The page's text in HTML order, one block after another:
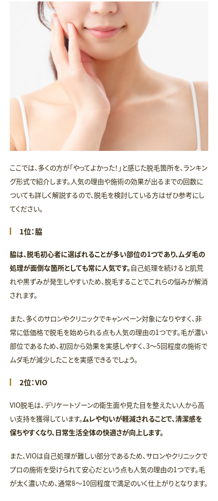
ここでは、多くの方が「やってよかった！」と感じた脱毛箇所を、ランキン
グ形式で紹介します。人気の理由や施術の効果が出るまでの回数に
ついても詳しく解説するので、脱毛を検討している方はぜひ参考にし
てください。
1位：脇
脇は、脱毛初心者に選ばれることが多い部位の1つであり、ムダ毛の
処理が面倒な箇所としても常に人気です。 自己処理を続けると肌荒
れや黒ずみが発生しやすいため、脱毛することでこれらの悩みが解消
されます。
また、多くのサロンやクリニックでキャンペーン対象になりやすく、非
常に低価格で脱毛を始められる点も人気の理由の1つです。毛が濃い
部位であるため、初回から効果を実感しやすく、3〜5回程度の施術で
ムダ毛が減少したことを実感できるでしょう。
2位：VIO
VIO脱毛は、デリケートゾーンの衛生面や見た目を整えたい人から高
い支持を獲得しています。ムレや匂いが軽減されることで、清潔感を
保ちやすくなり、日常生活全体の快適さが向上します。
また、VIOは自己処理が難しい部分であるため、サロンやクリニックで
プロの施術を受けられて安心だという点も人気の理由の1つです。毛
が太く濃いため、通常8〜10回程度で満足のいく仕上がりとなります。